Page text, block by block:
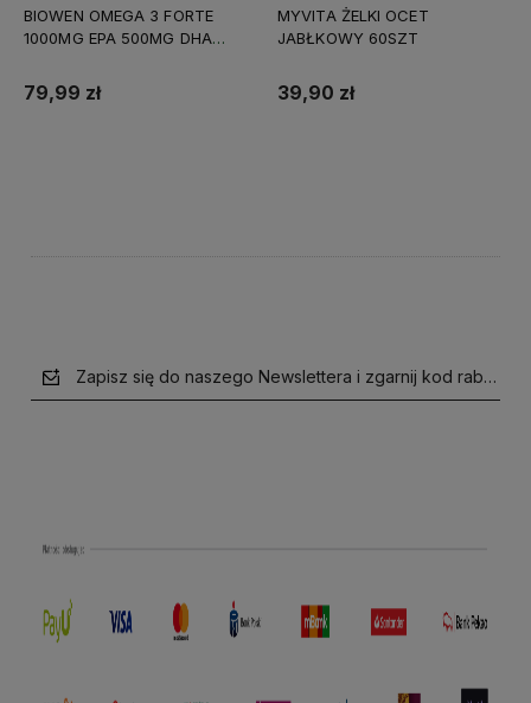
BIOWEN OMEGA 3 FORTE
1000MG EPA 500MG DHA
79,99 zł
MYVITA ŻELKI OCET
JABŁKOWY 60SZT
39,90 zł
Zapisz się do naszego Newslettera i zgarnij kod